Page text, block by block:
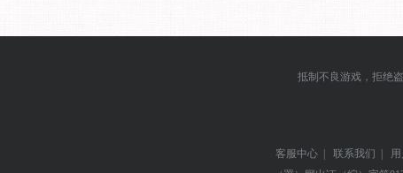
抵制不良游戏，拒绝
客服中心 | 联系我们 |